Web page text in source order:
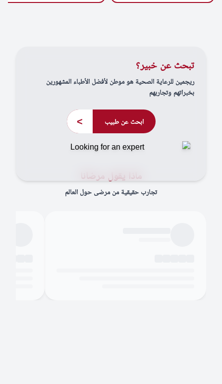
تبحث عن خبير؟
ريجمين للرعاية الصحية هو موطن لأفضل الأطباء المشهورين
بخبراتهم وتجاربهم
ابحث عن طبيب >
ماذا يقول مرضانا
تجارب حقيقية من مرضى حول العالم